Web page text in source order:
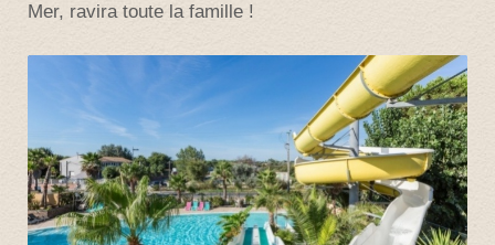
Mer, ravira toute la famille !